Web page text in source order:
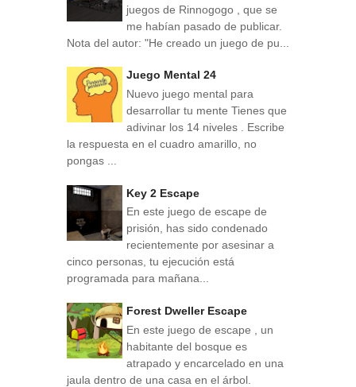
juegos de Rinnogogo , que se
me habían pasado de publicar.
Nota del autor: "He creado un juego de pu...
Juego Mental 24
Nuevo juego mental para
desarrollar tu mente Tienes que
adivinar los 14 niveles . Escribe
la respuesta en el cuadro amarillo, no
pongas ...
Key 2 Escape
En este juego de escape de
prisión, has sido condenado
recientemente por asesinar a
cinco personas, tu ejecución está
programada para mañana...
Forest Dweller Escape
En este juego de escape , un
habitante del bosque es
atrapado y encarcelado en una
jaula dentro de una casa en el árbol.